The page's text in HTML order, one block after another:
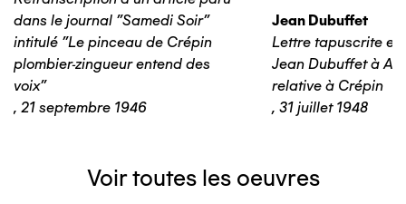
dans le journal "Samedi Soir"
intitulé "Le pinceau de Crépin
plombier-zingueur entend des
voix"
, 21 septembre 1946
Jean Dubuffet
Lettre tapuscrite et
Jean Dubuffet à
relative à Crépin
, 31 juillet 1948
Voir toutes les oeuvres